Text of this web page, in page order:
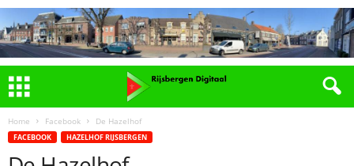
Home Facebook De Hazelhof
FACEBOOK HAZELHOF RIJSBERGEN